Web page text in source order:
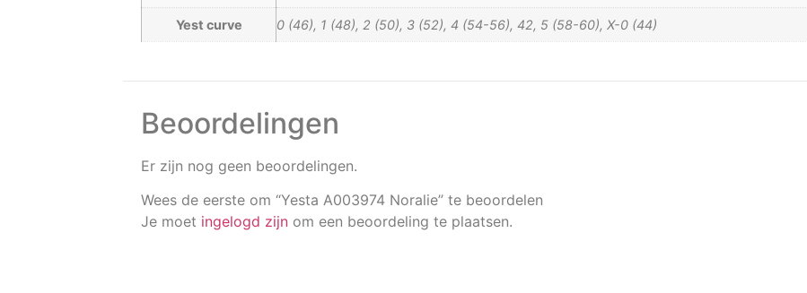
Yest curve 0 (46), 1 (48), 2 (50), 3 (52), 4 (54-56), 42, 5 (58-60), X-0 (44)
Beoordelingen
Er zijn nog geen beoordelingen.
Wees de eerste om “Yesta A003974 Noralie” te beoordelen
Je moet ingelogd zijn om een beoordeling te plaatsen.